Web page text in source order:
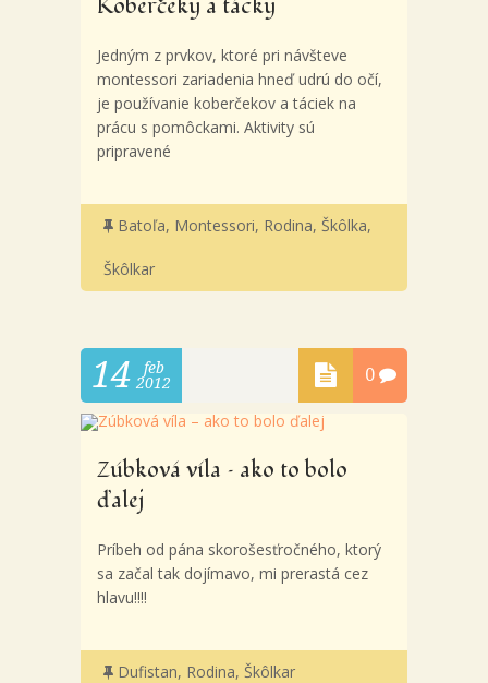
Koberčeky a tácky
Jedným z prvkov, ktoré pri návšteve
montessori zariadenia hneď udrú do očí,
je používanie koberčekov a táciek na
prácu s pomôckami. Aktivity sú
pripravené
Batoľa, Montessori, Rodina, Škôlka,
Škôlkar
14
feb
2012
0
Zúbková víla – ako to bolo
ďalej
Príbeh od pána skorošesťročného, ktorý
sa začal tak dojímavo, mi prerastá cez
hlavu!!!!
Dufistan, Rodina, Škôlkar